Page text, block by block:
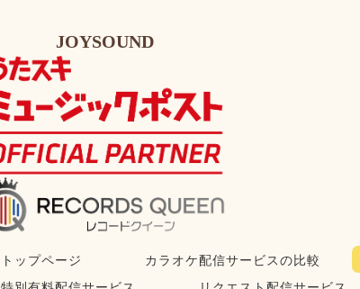
JOYSOUND
トップページ カラオケ配信サービスの比較